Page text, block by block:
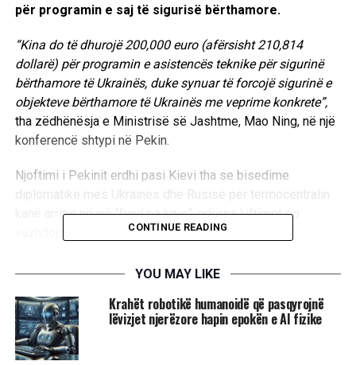
për programin e saj të sigurisë bërthamore.
“Kina do të dhurojë 200,000 euro (afërsisht 210,814
dollarë) për programin e asistencës teknike për sigurinë
bërthamore të Ukrainës, duke synuar të forcojë sigurinë e
objekteve bërthamore të Ukrainës me veprime konkrete”,
tha zëdhënësja e Ministrisë së Jashtme, Mao Ning, në një
konferencë shtypi në Pekin.
Njoftimi i Pekinit erdhi pasi Kievi tha se bisedime
diplomatike mes Ukrainës dhe Rusisë për termocentralin
kanë arritur në një “fund pa krye”, ndërsa luftimet po
UBTNews/
UP NEXT
Pistorius: Sulmi ndaj Nord Stream mund të jetë “flamur i
rremë” për të njollosur Ukrainën
CONTINUE READING
YOU MAY LIKE
Krahët robotikë humanoidë që pasqyrojnë
lëvizjet njerëzore hapin epokën e AI fizike